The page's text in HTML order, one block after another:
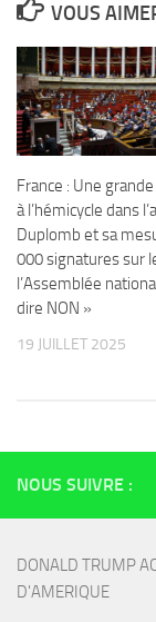
VOUS
France : Une
à l’hémicycle dans
Duplomb et sa
000 signatures sur
l’Assemblée
dire NON »
19 JUILLET 2025
NOUS SUIVRE :
DONALD TRUMP
D'AMERIQUE